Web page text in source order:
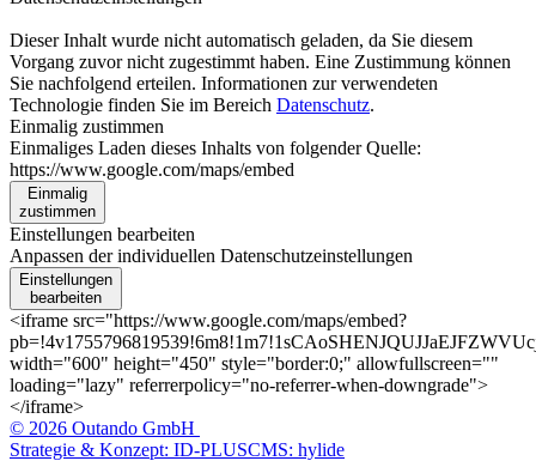
Dieser Inhalt wurde nicht automatisch geladen, da Sie diesem
Vorgang zuvor nicht zugestimmt haben. Eine Zustimmung können
Sie nachfolgend erteilen. Informationen zur verwendeten
Technologie finden Sie im Bereich Datenschutz.
Einmalig zustimmen
Einmaliges Laden dieses Inhalts von folgender Quelle:
https://www.google.com/maps/embed
Einmalig
zustimmen
Einstellungen bearbeiten
Anpassen der individuellen Datenschutzeinstellungen
Einstellungen
bearbeiten
<iframe src="https://www.google.com/maps/embed?
width="600" height="450" style="border:0;" allowfullscreen=""
loading="lazy" referrerpolicy="no-referrer-when-downgrade">
</iframe>
© 2026 Outando GmbH
Strategie & Konzept: ID-PLUSCMS: hylide